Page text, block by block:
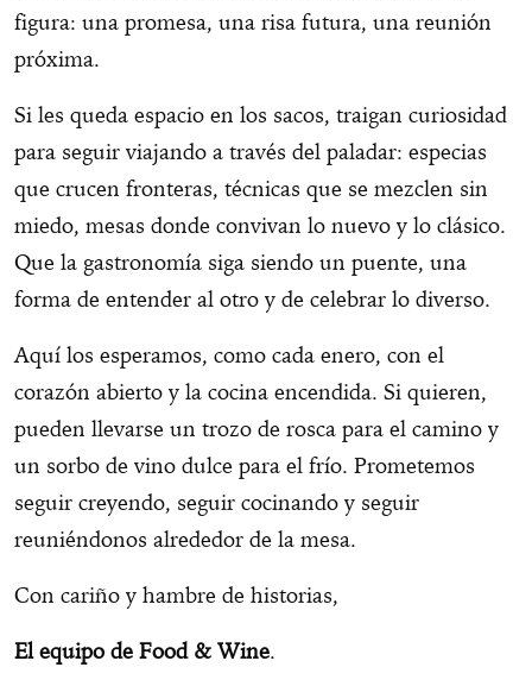
figura: una promesa, una risa futura, una reunión
próxima.
Si les queda espacio en los sacos, traigan curiosidad
para seguir viajando a través del paladar: especias
que crucen fronteras, técnicas que se mezclen sin
miedo, mesas donde convivan lo nuevo y lo clásico.
Que la gastronomía siga siendo un puente, una
forma de entender al otro y de celebrar lo diverso.
Aquí los esperamos, como cada enero, con el
corazón abierto y la cocina encendida. Si quieren,
pueden llevarse un trozo de rosca para el camino y
un sorbo de vino dulce para el frío. Prometemos
seguir creyendo, seguir cocinando y seguir
reuniéndonos alrededor de la mesa.
Con cariño y hambre de historias,
El equipo de Food & Wine.